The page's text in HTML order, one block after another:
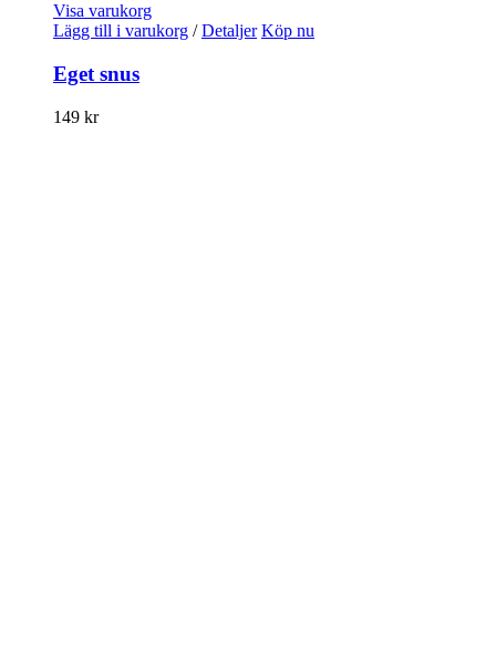
Visa varukorg
Lägg till i varukorg / Detaljer Köp nu
Eget snus
149 kr